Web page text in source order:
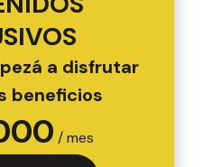
a disfrutar
beneficios
/ mes